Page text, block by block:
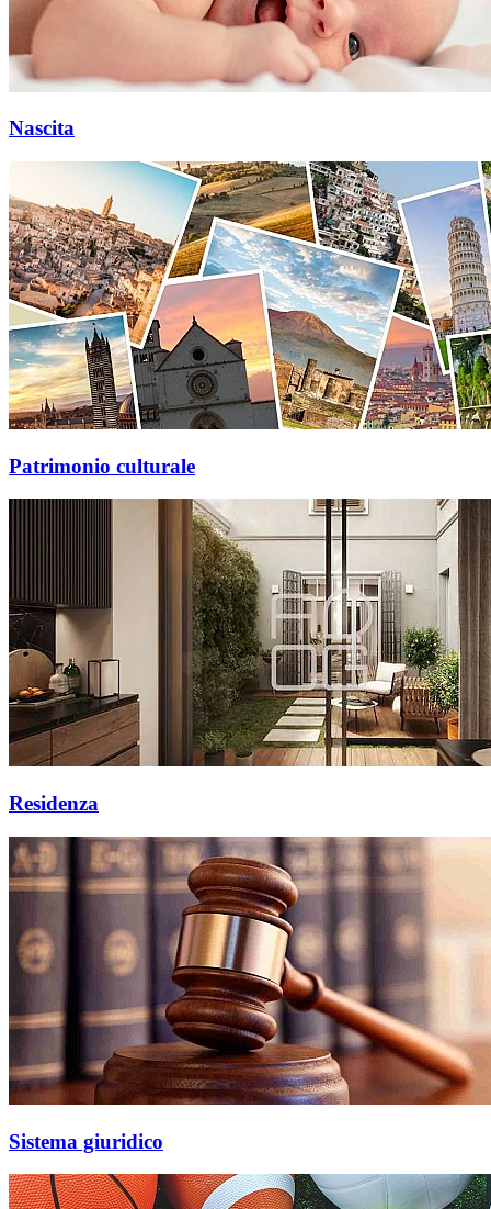
Nascita
Patrimonio culturale
Residenza
Sistema giuridico